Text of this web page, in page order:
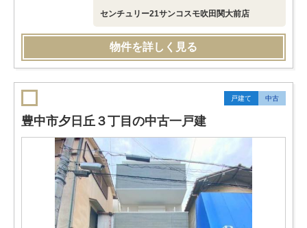
センチュリー21サンコスモ吹田関大前店
物件を詳しく見る
戸建て 中古
豊中市夕日丘３丁目の中古一戸建